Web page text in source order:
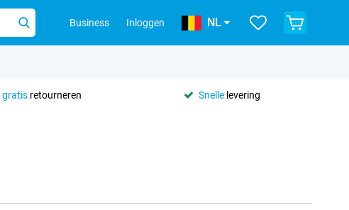
Business Inloggen NL
gratisretourneren Snelle levering